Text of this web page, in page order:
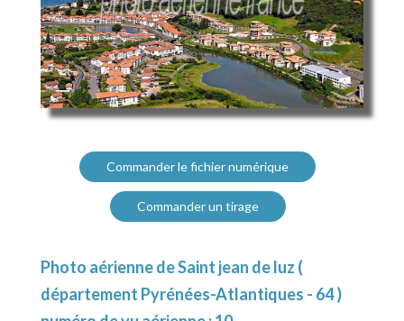
Commander le fichier numérique
Commander un tirage
Photo aérienne de Saint jean de luz (
département Pyrénées-Atlantiques - 64 )